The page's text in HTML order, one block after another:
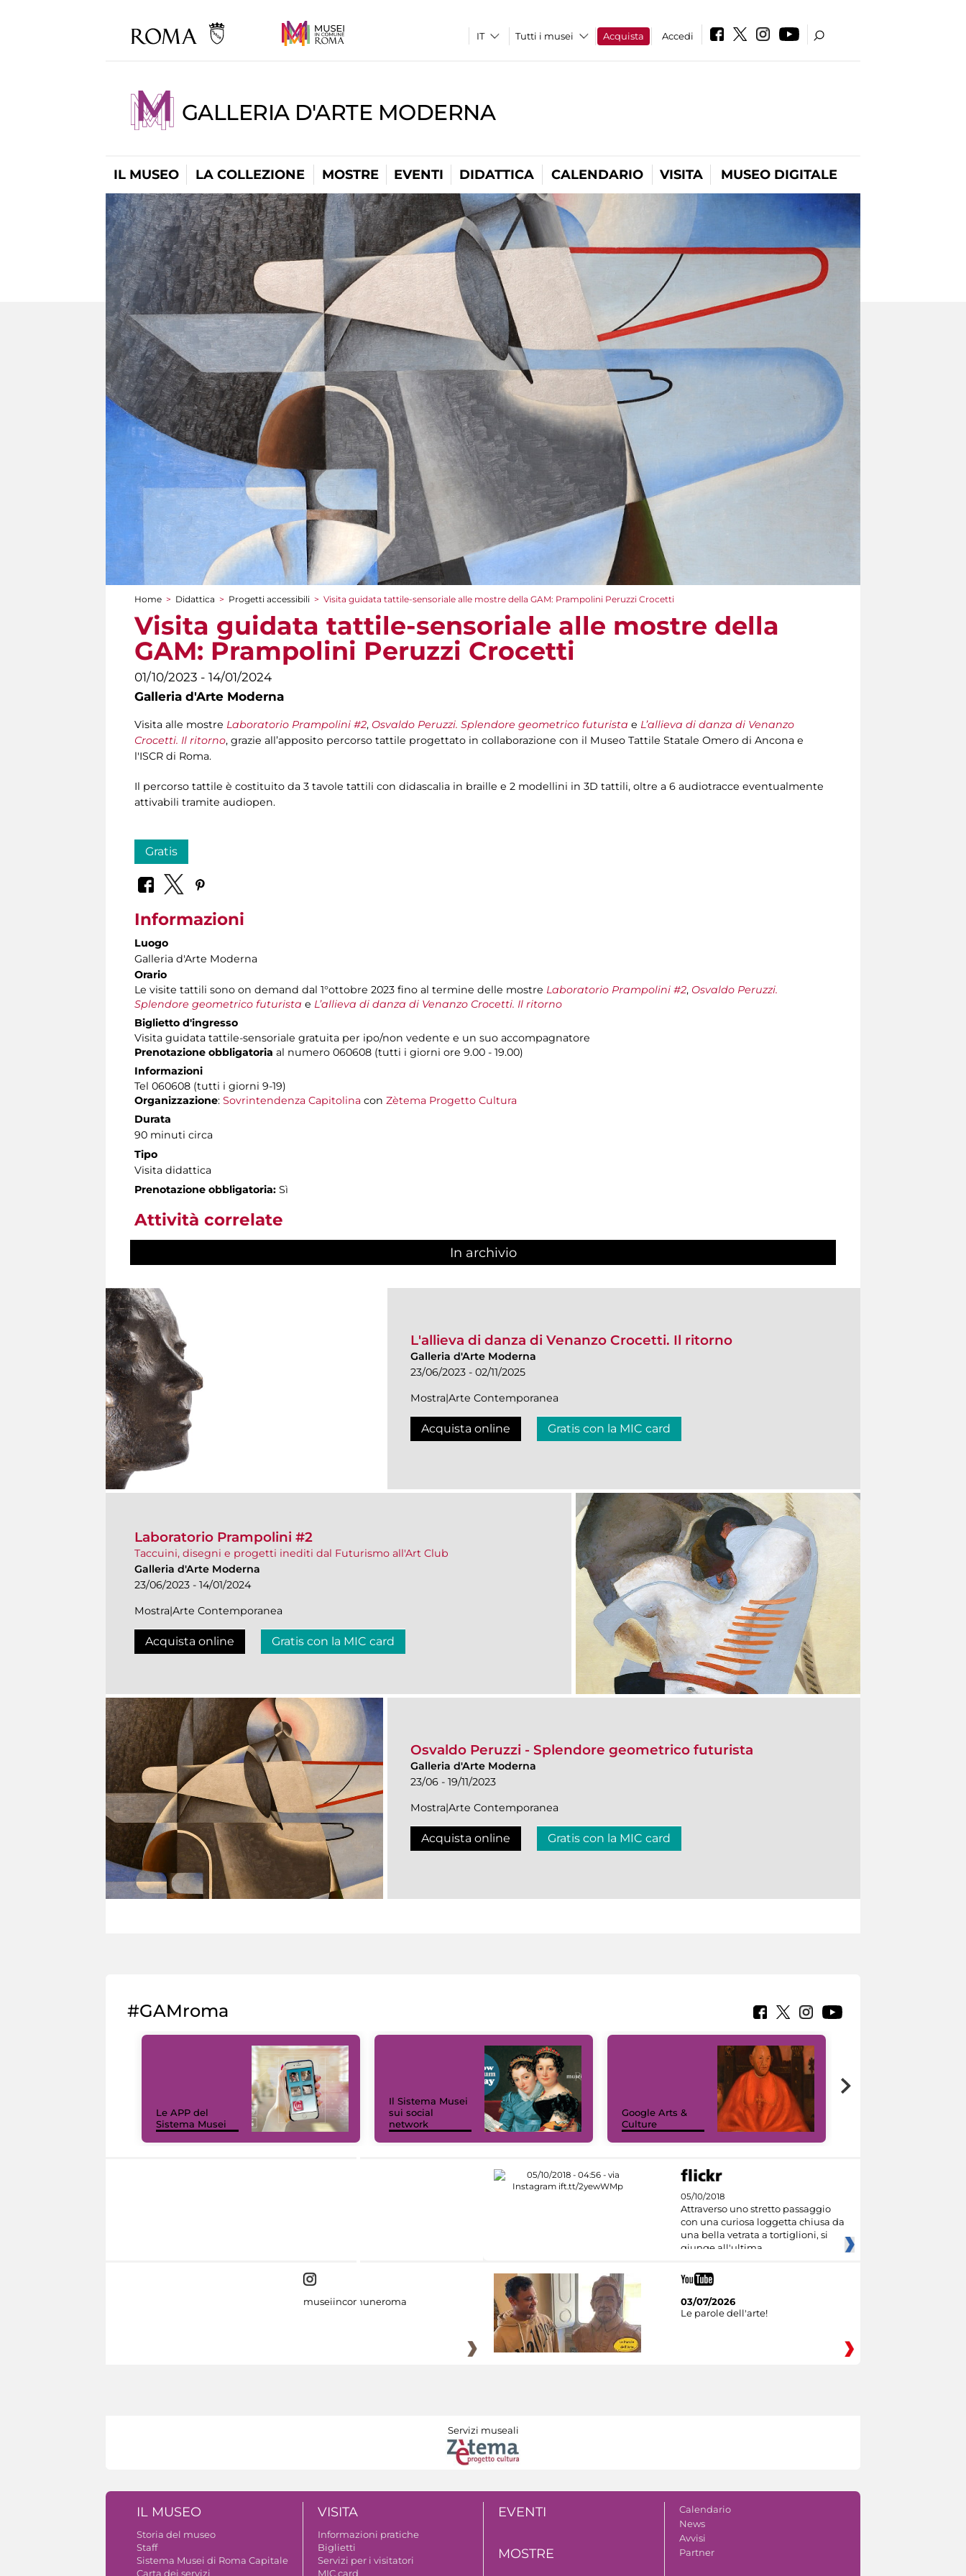
Tutti i musei Acquista Accedi
GALLERIA D'ARTE MODERNA
IL MUSEO LA COLLEZIONE MOSTRE EVENTI DIDATTICA CALENDARIO VISITA MUSEO DIGITALE
Tu sei qui
Home > Didattica > Progetti accessibili > Visita guidata tattile-sensoriale alle mostre della GAM: Prampolini Peruzzi Crocetti
Visita guidata tattile-sensoriale alle mostre della
GAM: Prampolini Peruzzi Crocetti
01/10/2023 - 14/01/2024
Galleria d'Arte Moderna
Visita alle mostre Laboratorio Prampolini #2, Osvaldo Peruzzi. Splendore geometrico futurista e L’allieva di danza di Venanzo
Crocetti. Il ritorno, grazie all’apposito percorso tattile progettato in collaborazione con il Museo Tattile Statale Omero di Ancona e
l'ISCR di Roma.
Il percorso tattile è costituito da 3 tavole tattili con didascalia in braille e 2 modellini in 3D tattili, oltre a 6 audiotracce eventualmente
attivabili tramite audiopen.
Gratis
Informazioni
Luogo
Galleria d'Arte Moderna
Orario
Le visite tattili sono on demand dal 1°ottobre 2023 fino al termine delle mostre Laboratorio Prampolini #2, Osvaldo Peruzzi.
Splendore geometrico futurista e L’allieva di danza di Venanzo Crocetti. Il ritorno
Biglietto d'ingresso
Visita guidata tattile-sensoriale gratuita per ipo/non vedente e un suo accompagnatore
Prenotazione obbligatoria al numero 060608 (tutti i giorni ore 9.00 - 19.00)
Informazioni
Tel 060608 (tutti i giorni 9-19)
Organizzazione: Sovrintendenza Capitolina con Zètema Progetto Cultura
Durata
90 minuti circa
Tipo
Visita didattica
Prenotazione obbligatoria: Sì
Attività correlate
In archivio
L'allieva di danza di Venanzo Crocetti. Il ritorno
Galleria d'Arte Moderna
23/06/2023 - 02/11/2025
Mostra|Arte Contemporanea
Acquista online Gratis con la MIC card
Laboratorio Prampolini #2
Taccuini, disegni e progetti inediti dal Futurismo all'Art Club
Galleria d'Arte Moderna
23/06/2023 - 14/01/2024
Mostra|Arte Contemporanea
Acquista online Gratis con la MIC card
Osvaldo Peruzzi - Splendore geometrico futurista
Galleria d'Arte Moderna
23/06 - 19/11/2023
Mostra|Arte Contemporanea
Acquista online Gratis con la MIC card
#GAMroma
Le APP del
Sistema Musei
Il Sistema Musei
sui social
network
Google Arts &
Culture
05/10/2018
Attraverso uno stretto passaggio
con una curiosa loggetta chiusa da
una bella vetrata a tortiglioni, si
giunge all'ultima
museiincomuneroma
03/07/2026
Le parole dell'arte!
Servizi museali
IL MUSEO
Storia del museo
Staff
Sistema Musei di Roma Capitale
Carta dei servizi
VISITA
Informazioni pratiche
Biglietti
Servizi per i visitatori
MIC card
EVENTI
MOSTRE
Calendario
News
Avvisi
Partner